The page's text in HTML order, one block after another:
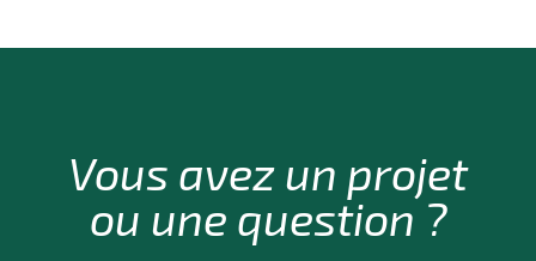
Vous avez un projet
ou une question ?